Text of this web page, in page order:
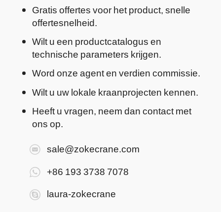
Gratis offertes voor het product, snelle
offertesnelheid.
Wilt u een productcatalogus en
technische parameters krijgen.
Word onze agent en verdien commissie.
Wilt u uw lokale kraanprojecten kennen.
Heeft u vragen, neem dan contact met
ons op.
sale@zokecrane.com
+86 193 3738 7078
laura-zokecrane